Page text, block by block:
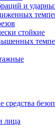
и
стойкие
средства
лица